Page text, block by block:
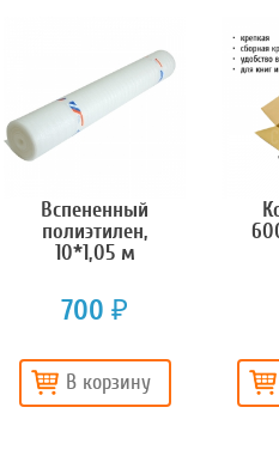
Вспененный
полиэтилен,
10*1,05 м
700 ₽
В корзину